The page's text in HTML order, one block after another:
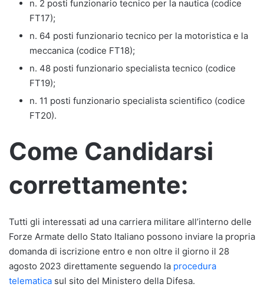
n. 2 posti funzionario tecnico per la nautica (codice
FT17);
n. 64 posti funzionario tecnico per la motoristica e la
meccanica (codice FT18);
n. 48 posti funzionario specialista tecnico (codice
FT19);
n. 11 posti funzionario specialista scientifico (codice
FT20).
Come Candidarsi
correttamente:
Tutti gli interessati ad una carriera militare all’interno delle
Forze Armate dello Stato Italiano possono inviare la propria
domanda di iscrizione entro e non oltre il giorno il 28
agosto 2023 direttamente seguendo la procedura
telematica sul sito del Ministero della Difesa.